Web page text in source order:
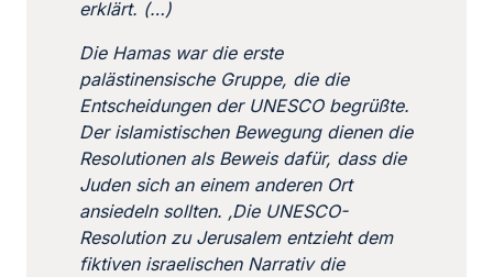
erklärt. (…)
Die Hamas war die erste
palästinensische Gruppe, die die
Entscheidungen der UNESCO begrüßte.
Der islamistischen Bewegung dienen die
Resolutionen als Beweis dafür, dass die
Juden sich an einem anderen Ort
ansiedeln sollten. ‚Die UNESCO-
Resolution zu Jerusalem entzieht dem
fiktiven israelischen Narrativ die